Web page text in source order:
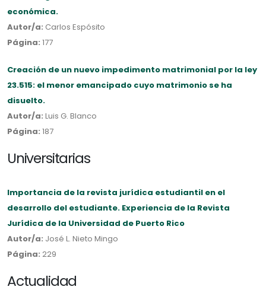
económica.
Autor/a: Carlos Espósito
Página: 177
Creación de un nuevo impedimento matrimonial por la ley
23.515: el menor emancipado cuyo matrimonio se ha
disuelto.
Autor/a: Luis G. Blanco
Página: 187
Universitarias
Importancia de la revista jurídica estudiantil en el
desarrollo del estudiante. Experiencia de la Revista
Jurídica de la Universidad de Puerto Rico
Autor/a: José L. Nieto Mingo
Página: 229
Actualidad